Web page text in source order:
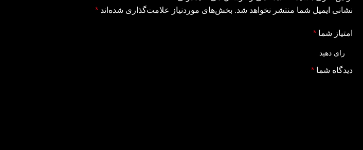
نشانی ایمیل شما منتشر نخواهد شد. بخش‌های موردنیاز علامت‌گذاری شده‌اند *
امتیاز شما *
دیدگاه شما *